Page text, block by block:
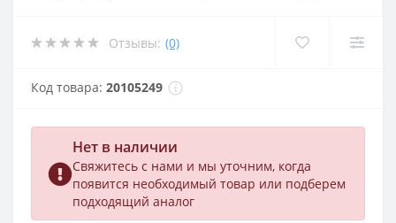
Отзывы: (0)
Код товара: 20105249
Нет в наличии
Свяжитесь с нами и мы уточним, когда
появится необходимый товар или подберем
подходящий аналог